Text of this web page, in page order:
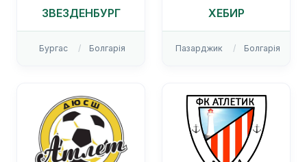
ЗВЕЗДЕНБУРГ
Бургас Болгарія
ХЕБИР
Пазарджик Болгарія